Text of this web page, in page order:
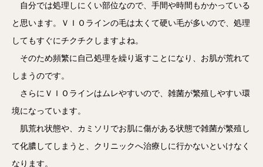
自分では処理しにくい部位なので、手間や時間もかかっている
と思います。ＶＩＯラインの毛は太くて硬い毛が多いので、処理
してもすぐにチクチクしますよね。
そのため頻繁に自己処理を繰り返すことになり、お肌が荒れて
しまうのです。
さらにＶＩＯラインはムレやすいので、雑菌が繁殖しやすい環
境になっています。
肌荒れ状態や、カミソリでお肌に傷がある状態で雑菌が繁殖し
て化膿してしまうと、クリニックへ治療しに行かないといけなく
なります。